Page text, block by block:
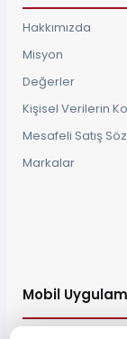
Hakkımızda
Misyon
Değerler
Kişisel Verilerin
Mesafeli Satış
Markalar
Mobil